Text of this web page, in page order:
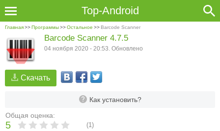
Top-Android
Главная>>Программы>>Остальное >> Barcode Scanner
Скачать
Как установить?
Общая оценка:
5 (1)
Barcode Scanner 4.7.5
04 ноября 2020 - 20:53. Обновлено